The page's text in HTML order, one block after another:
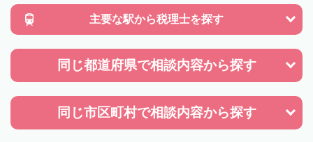
主要な駅から税理士を探す
同じ都道府県で相談内容から探す
同じ市区町村で相談内容から探す